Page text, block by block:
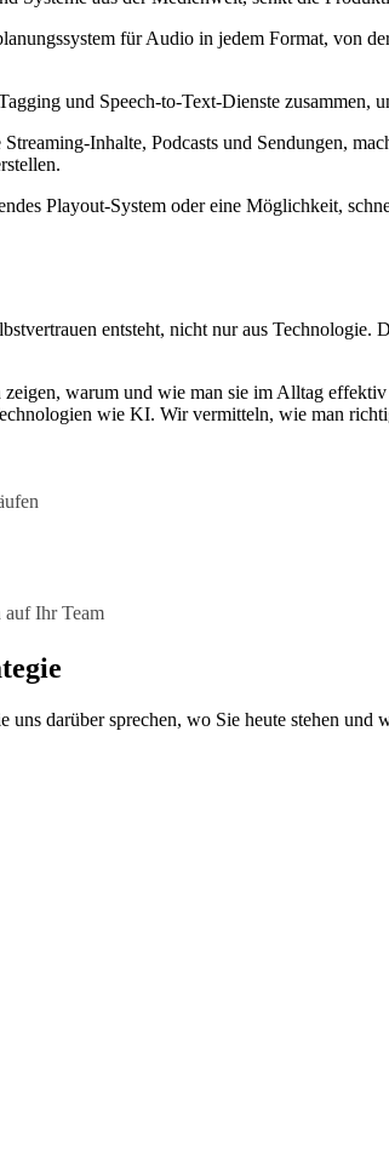
für Audio in jedem Format, von
und Speech-to-Text-Dienste zusammen,
Inhalte, Podcasts und Sendungen,
Playout-System oder eine Möglichkeit,
entsteht, nicht nur aus
warum und wie man sie im Alltag
wie KI. Wir vermitteln, wie man
auf Ihr Team
darüber sprechen, wo Sie heute stehen